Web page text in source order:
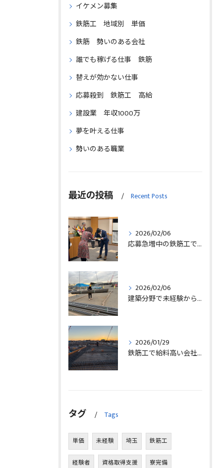
イケメン募集
鉄筋工 地域別 単価
鉄筋 勢いのある会社
誰でも稼げる仕事 鉄筋
替えが効かない仕事
応募殺到 鉄筋工 高給
建設業 年収1000万
夢を叶える仕事
勢いのある職業
最近の投稿 Recent Posts
2026/02/06
応募急増中の鉄筋工で高給を目指す方法徹底解説埼玉県三郷市版
2026/02/06
建築分野で未経験から始める求人探しと三郷市で正社員就職の秘訣
2026/01/29
鉄筋工で給料高い会社に転職したリアルなインタビュー事例を埼玉県三郷市で解説
タグ Tags
単価 未経験 埼玉 鉄筋工
経験者 資格取得支援 寮完備